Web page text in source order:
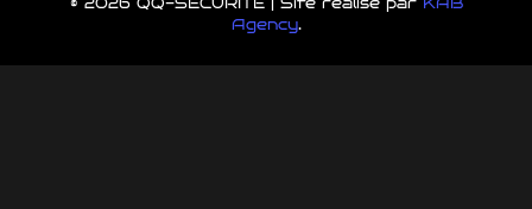
© 2026 QQ-SÉCURITÉ | Site réalisé par KAB
Agency.